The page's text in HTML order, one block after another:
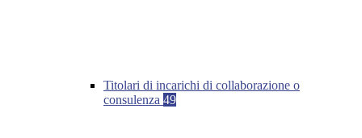
Titolari di incarichi di collaborazione o
consulenza 49